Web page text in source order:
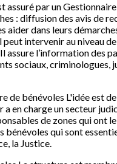
assuré par un
: diffusion des avis de
aider dans leurs
intervenir au niveau
assure l’information des
sociaux, criminologues,
de bénévoles L'idée est
a en charge un secteur
de zones qui ont
qui sont
la Justice.